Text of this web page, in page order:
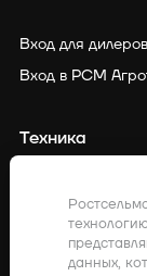
Вход для дилеров
Вход в РСМ
Техника
Точное
Закупкиданных,